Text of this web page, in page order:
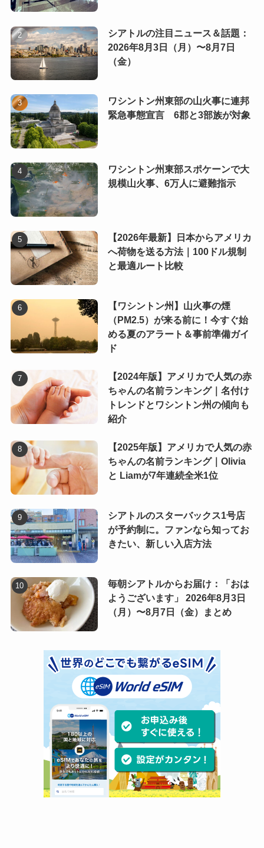
シアトルの注目ニュース＆話題：
2026年8月3日（月）〜8月7日
（金）
ワシントン州東部の山火事に連邦
緊急事態宣言 6郡と3部族が対象
ワシントン州東部スポケーンで大
規模山火事、6万人に避難指示
【2026年最新】日本からアメリカ
へ荷物を送る方法｜100ドル規制
と最適ルート比較
【ワシントン州】山火事の煙
（PM2.5）が来る前に！今すぐ始
める夏のアラート＆事前準備ガイ
ド
【2024年版】アメリカで人気の赤
ちゃんの名前ランキング｜名付け
トレンドとワシントン州の傾向も
紹介
【2025年版】アメリカで人気の赤
ちゃんの名前ランキング｜Olivia
と Liamが7年連続全米1位
シアトルのスターバックス1号店
が予約制に。ファンなら知ってお
きたい、新しい入店方法
毎朝シアトルからお届け：「おは
ようございます」 2026年8月3日
（月）〜8月7日（金）まとめ